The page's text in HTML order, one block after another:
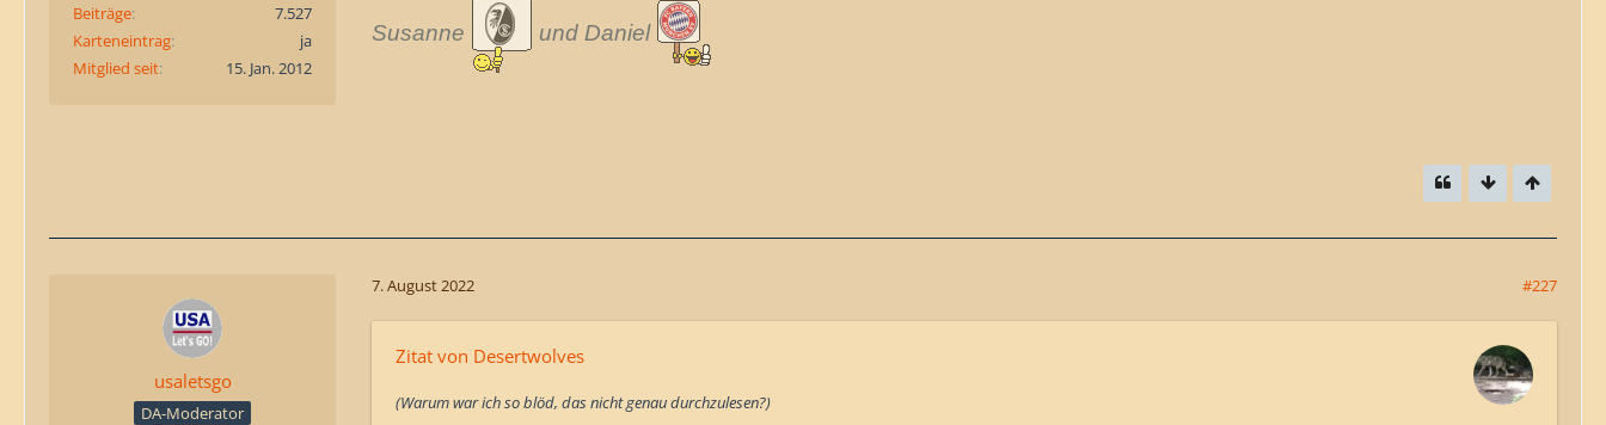
Beiträge
7.527
Karteneintrag
ja
Mitglied seit
15. Jan. 2012
Susanne und Daniel
usaletsgo
DA-Moderator
7. August 2022 #227
Zitat von Desertwolves
(Warum war ich so blöd, das nicht genau durchzulesen?)